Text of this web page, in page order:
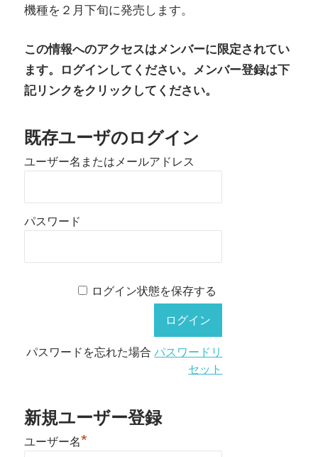
機種を２月下旬に発売します。
この情報へのアクセスはメンバーに限定されてい
ます。ログインしてください。メンバー登録は下
記リンクをクリックしてください。
既存ユーザのログイン
ユーザー名またはメールアドレス
パスワード
ログイン状態を保存する
パスワードを忘れた場合パスワードリ
セット
新規ユーザー登録
ユーザー名*